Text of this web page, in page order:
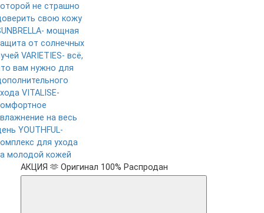
не страшно
свою кожу
мощная
от солнечных
VARIETIES- всё,
вам нужно для
VITALISE-
на весь
YOUTHFUL-
для ухода
молодой кожей
АКЦИЯ 🫶 Оригинал 100% Распродан